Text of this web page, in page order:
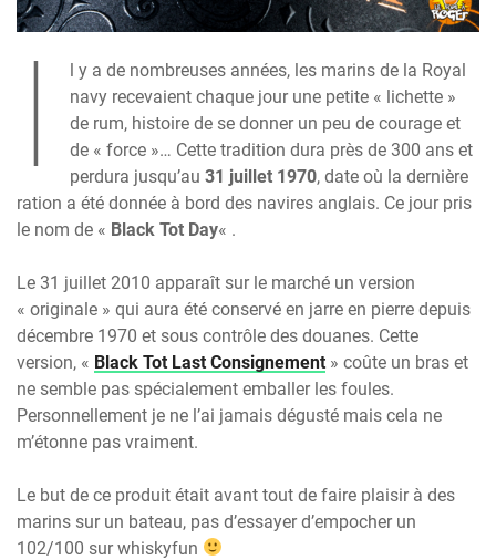
I
l y a de nombreuses années, les marins de la Royal
navy recevaient chaque jour une petite « lichette »
de rum, histoire de se donner un peu de courage et
de « force »… Cette tradition dura près de 300 ans et
perdura jusqu’au31 juillet 1970, date où la dernière
ration a été donnée à bord des navires anglais. Ce jour pris
le nom de « Black Tot Day« .
Le 31 juillet 2010 apparaît sur le marché un version
« originale » qui aura été conservé en jarre en pierre depuis
décembre 1970 et sous contrôle des douanes. Cette
version, « Black Tot Last Consignement » coûte un bras et
ne semble pas spécialement emballer les foules.
Personnellement je ne l’ai jamais dégusté mais cela ne
m’étonne pas vraiment.
Le but de ce produit était avant tout de faire plaisir à des
marins sur un bateau, pas d’essayer d’empocher un
102/100 sur whiskyfun